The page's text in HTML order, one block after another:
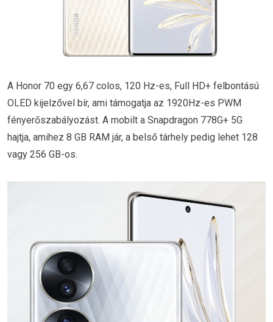
A Honor 70 egy 6,67 colos, 120 Hz-es, Full HD+ felbontású
OLED kijelzővel bír, ami támogatja az 1920Hz-es PWM
fényerőszabályozást. A mobilt a Snapdragon 778G+ 5G
hajtja, amihez 8 GB RAM jár, a belső tárhely pedig lehet 128
vagy 256 GB-os.